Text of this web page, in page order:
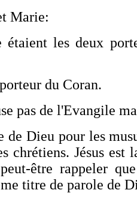
Marie:
les deux
du Coran.
pas de l'Evangile
de Dieu pour les
chrétiens. Jésus est
être rappeler
titre de parole de